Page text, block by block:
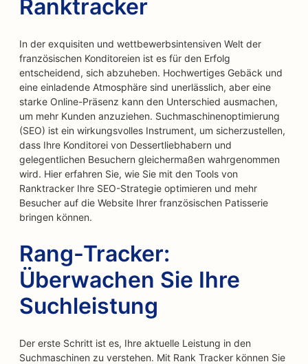
Ranktracker
In der exquisiten und wettbewerbsintensiven Welt der
französischen Konditoreien ist es für den Erfolg
entscheidend, sich abzuheben. Hochwertiges Gebäck und
eine einladende Atmosphäre sind unerlässlich, aber eine
starke Online-Präsenz kann den Unterschied ausmachen,
um mehr Kunden anzuziehen. Suchmaschinenoptimierung
(SEO) ist ein wirkungsvolles Instrument, um sicherzustellen,
dass Ihre Konditorei von Dessertliebhabern und
gelegentlichen Besuchern gleichermaßen wahrgenommen
wird. Hier erfahren Sie, wie Sie mit den Tools von
Ranktracker Ihre SEO-Strategie optimieren und mehr
Besucher auf die Website Ihrer französischen Patisserie
bringen können.
Rang-Tracker:
Überwachen Sie Ihre
Suchleistung
Der erste Schritt ist es, Ihre aktuelle Leistung in den
Suchmaschinen zu verstehen. Mit Rank Tracker können Sie